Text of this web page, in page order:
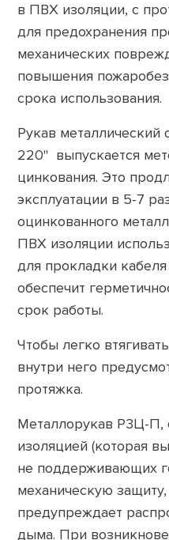
в ПВХ изоляции, с
для предохранения
механических
повышения
срока использования.
Рукав металлический
220" выпускается
цинкования. Это
эксплуатации в 5-7
оцинкованного
ПВХ изоляции
для прокладки
обеспечит
срок работы.
Чтобы легко
внутри него
протяжка.
Металлорукав Р3Ц-
изоляцией (которая
не поддерживающих
механическую защиту,
предупреждает
дыма. При